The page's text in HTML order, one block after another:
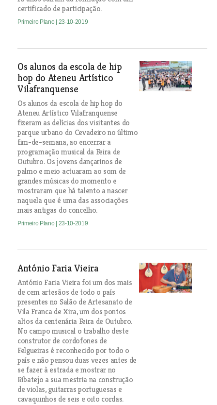
certificado de participação.
Primeiro Plano | 23-10-2019
Os alunos da escola de hip
hop do Ateneu Artístico
Vilafranquense
Os alunos da escola de hip hop do
Ateneu Artístico Vilafranquense
fizeram as delícias dos visitantes do
parque urbano do Cevadeiro no último
fim-de-semana, ao encerrar a
programação musical da Feira de
Outubro. Os jovens dançarinos de
palmo e meio actuaram ao som de
grandes músicas do momento e
mostraram que há talento a nascer
naquela que é uma das associações
mais antigas do concelho.
Primeiro Plano | 23-10-2019
António Faria Vieira
António Faria Vieira foi um dos mais
de cem artesãos de todo o país
presentes no Salão de Artesanato de
Vila Franca de Xira, um dos pontos
altos da centenária Feira de Outubro.
No campo musical o trabalho deste
construtor de cordofones de
Felgueiras é reconhecido por todo o
país e não pensou duas vezes antes de
se fazer à estrada e mostrar no
Ribatejo a sua mestria na construção
de violas, guitarras portuguesas e
cavaquinhos de seis e oito cordas.